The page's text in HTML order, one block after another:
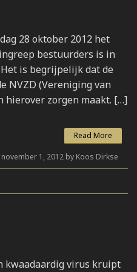
28 oktober 2012 het
bestuurders is in
is begrijpelijk dat de
NVZD (Vereniging van
hierover zorgen maakt. […]
Read More
1, 2012 by Koos Dirkse
kwaadaardig virus kruipt